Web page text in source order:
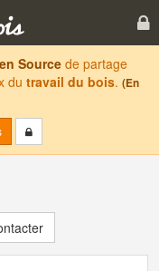
Sourcede partage
du travail du bois. (En